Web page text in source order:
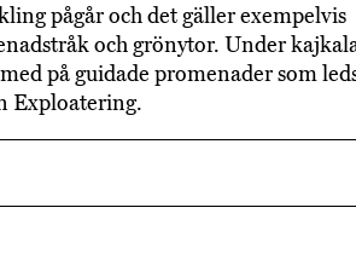
pågår och det gäller exempelvis
och grönytor. Under
på guidade promenader som
Exploatering.